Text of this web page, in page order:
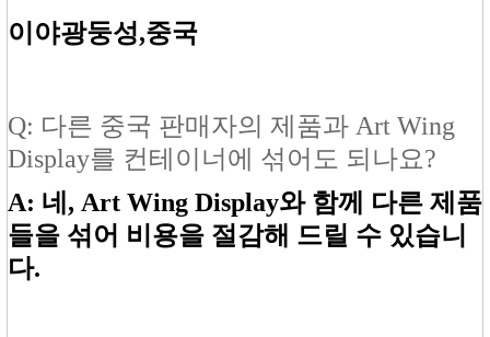
이야광둥성,중국
Q: 다른 중국 판매자의 제품과 Art Wing
Display를 컨테이너에 섞어도 되나요?
A: 네, Art Wing Display와 함께 다른 제품
들을 섞어 비용을 절감해 드릴 수 있습니
다.